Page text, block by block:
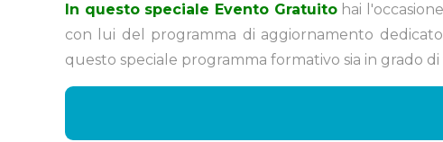
In questo speciale Evento Gratuitohai
con lui del programma di aggiornamento
questo speciale programma formativo sia in grado